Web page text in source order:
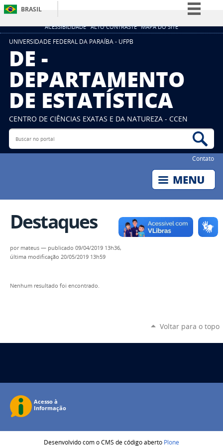
ACESSIBILIDADE ALTO CONTRASTE MAPA DO SITE
BRASIL
Simplifique!
Acesso à informação
Legislação
Canais
UNIVERSIDADE FEDERAL DA PARAÍBA - UFPB
DE -
DEPARTAMENTO
DE ESTATÍSTICA
CENTRO DE CIÊNCIAS EXATAS E DA NATUREZA - CCEN
Buscar no portal
Contato
Destaques
por mateus — publicado 09/04/2019 13h36,
última modificação 20/05/2019 13h59
Nenhum resultado foi encontrado.
Voltar para o topo
Desenvolvido com o CMS de código aberto Plone